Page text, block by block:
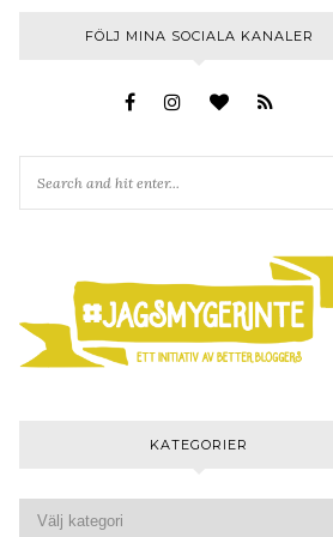
FÖLJ MINA SOCIALA KANALER
KATEGORIER